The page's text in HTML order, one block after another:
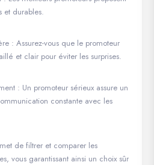
et durables.
: Assurez-vous que le promoteur
et clair pour éviter les surprises.
: Un promoteur sérieux assure un
constante avec les
de filtrer et comparer les
vous garantissant ainsi un choix sûr